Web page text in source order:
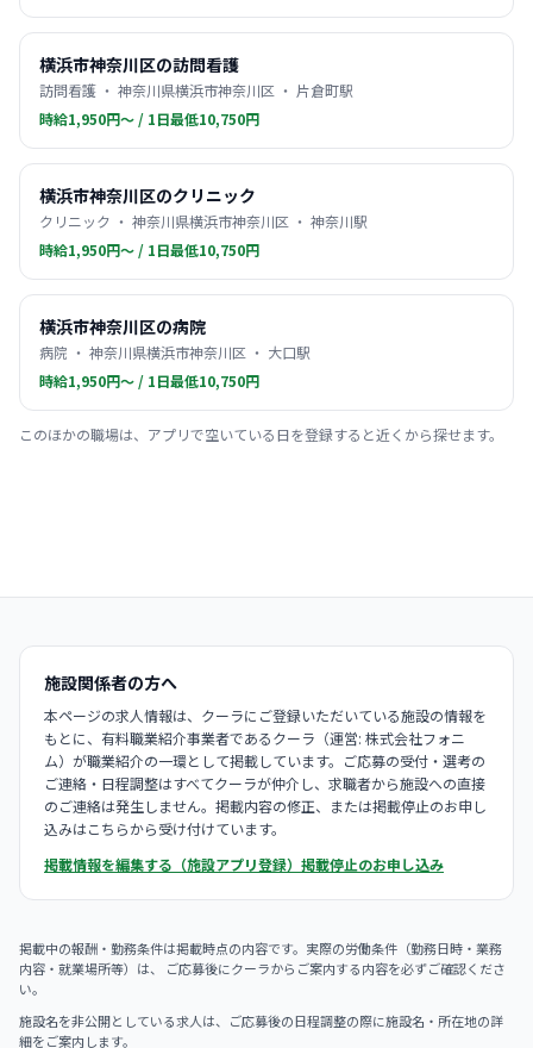
横浜市神奈川区の訪問看護
訪問看護 ・ 神奈川県横浜市神奈川区 ・ 片倉町駅
時給1,950円〜 / 1日最低10,750円
横浜市神奈川区のクリニック
クリニック ・ 神奈川県横浜市神奈川区 ・ 神奈川駅
時給1,950円〜 / 1日最低10,750円
横浜市神奈川区の病院
病院 ・ 神奈川県横浜市神奈川区 ・ 大口駅
時給1,950円〜 / 1日最低10,750円
このほかの職場は、アプリで空いている日を登録すると近くから探せます。
施設関係者の方へ
本ページの求人情報は、クーラにご登録いただいている施設の情報を
もとに、有料職業紹介事業者であるクーラ（運営: 株式会社フォニ
ム）が職業紹介の一環として掲載しています。ご応募の受付・選考の
ご連絡・日程調整はすべてクーラが仲介し、求職者から施設への直接
のご連絡は発生しません。掲載内容の修正、または掲載停止のお申し
込みはこちらから受け付けています。
掲載情報を編集する（施設アプリ登録） 掲載停止のお申し込み
掲載中の報酬・勤務条件は掲載時点の内容です。実際の労働条件（勤務日時・業務
内容・就業場所等）は、 ご応募後にクーラからご案内する内容を必ずご確認くださ
い。
施設名を非公開としている求人は、ご応募後の日程調整の際に施設名・所在地の詳
細をご案内します。